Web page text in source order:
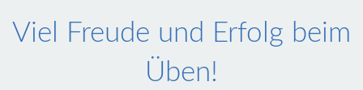
Viel Freude und Erfolg beim
Üben!